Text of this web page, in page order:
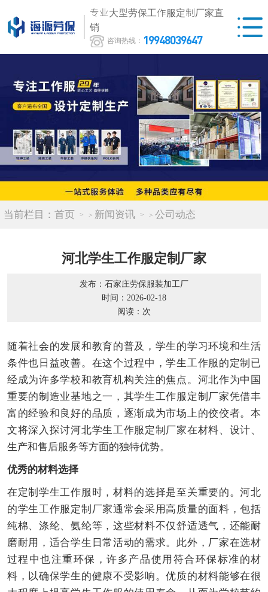
专业大型劳保工作服定制厂家直
销
咨询热线： 19948039647
当前栏目： 首页 > 新闻资讯 > 公司动态
河北学生工作服定制厂家
发布：石家庄劳保服装加工厂
时间：2026-02-18
阅读： 次
随着社会的发展和教育的普及，学生的学习环境和生活
条件也日益改善。在这个过程中，学生工作服的定制已
经成为许多学校和教育机构关注的焦点。河北作为中国
重要的制造业基地之一，其学生工作服定制厂家凭借丰
富的经验和良好的品质，逐渐成为市场上的佼佼者。本
文将深入探讨河北学生工作服定制厂家在材料、设计、
生产和售后服务等方面的独特优势。
优秀的材料选择
在定制学生工作服时，材料的选择是至关重要的。河北
的学生工作服定制厂家通常会采用高质量的面料，包括
纯棉、涤纶、氨纶等，这些材料不仅舒适透气，还能耐
磨耐用，适合学生日常活动的需求。此外，厂家在选材
过程中也注重环保，许多产品使用符合环保标准的材
料，以确保学生的健康不受影响。优质的材料能够在很